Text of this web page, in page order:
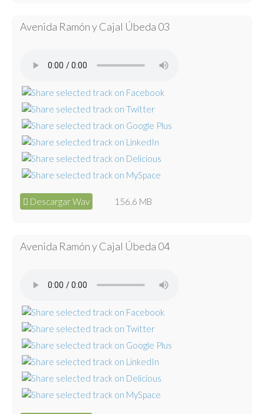
Avenida Ramón y Cajal Úbeda 03
Descargar Wav 156.6 MB
Avenida Ramón y Cajal Úbeda 04